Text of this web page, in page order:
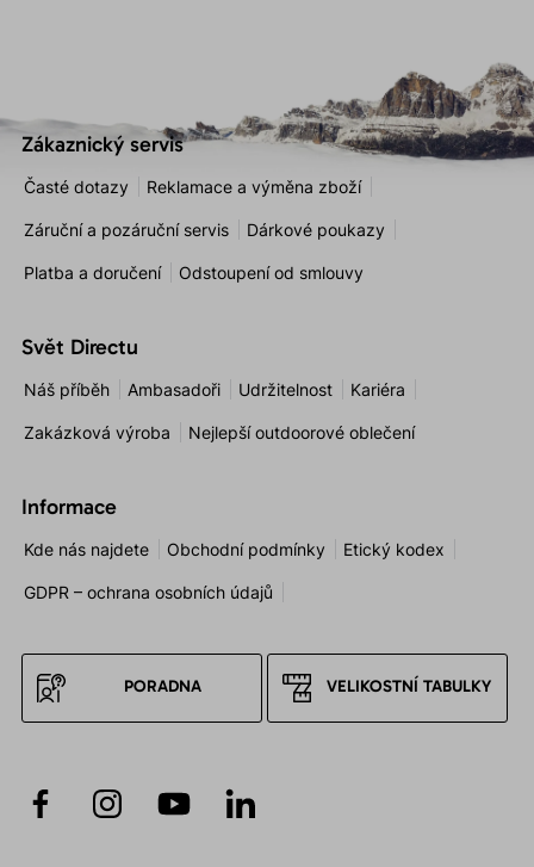
Zákaznický servis
Časté dotazy Reklamace a výměna zboží
Záruční a pozáruční servis Dárkové poukazy
Platba a doručení Odstoupení od smlouvy
Svět Directu
Náš příběh Ambasadoři Udržitelnost Kariéra
Zakázková výroba Nejlepší outdoorové oblečení
Informace
Kde nás najdete Obchodní podmínky Etický kodex
GDPR – ochrana osobních údajů
PORADNA VELIKOSTNÍ TABULKY